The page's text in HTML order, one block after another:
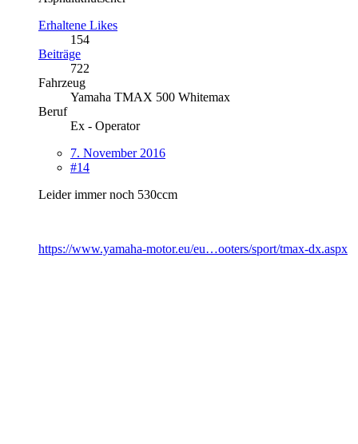
Erhaltene Likes
154
Beiträge
722
Fahrzeug
Yamaha TMAX 500 Whitemax
Beruf
Ex - Operator
7. November 2016
#14
Leider immer noch 530ccm
https://www.yamaha-motor.eu/eu…ooters/sport/tmax-dx.aspx